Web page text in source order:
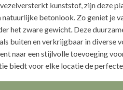
kunststof, zijn deze
natuurlijke betonlook. Zo geniet je
het zware gewicht. Deze
buiten en verkrijgbaar in diverse
naar een stijlvolle toevoeging
biedt voor elke locatie de